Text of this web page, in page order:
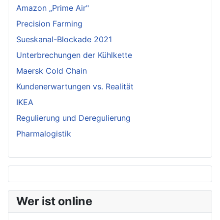
Amazon „Prime Air"
Precision Farming
Sueskanal-Blockade 2021
Unterbrechungen der Kühlkette
Maersk Cold Chain
Kundenerwartungen vs. Realität
IKEA
Regulierung und Deregulierung
Pharmalogistik
Wer ist online